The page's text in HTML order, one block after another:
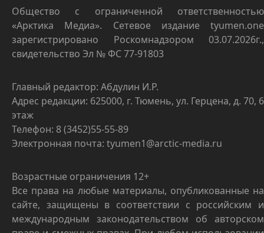
Общество с ограниченной ответственностью
«Арктика Медиа». Сетевое издание tyumen.one
зарегистрировано Роскомнадзором 03.07.2026г.,
свидетельство Эл № ФС 77-91803
Главный редактор: Абдулин И.Р.
Адрес редакции: 625000, г. Тюмень, ул. Герцена, д. 70, 6
этаж
Телефон: 8 (3452)55-55-89
Электронная почта: tyumen1@arctic-media.ru
Возрастные ограничения 12+
Все права на любые материалы, опубликованные на
сайте, защищены в соответствии с российским и
международным законодательством об авторском